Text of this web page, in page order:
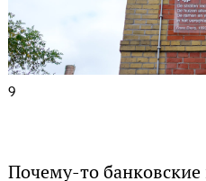
9
Почему-то банковские